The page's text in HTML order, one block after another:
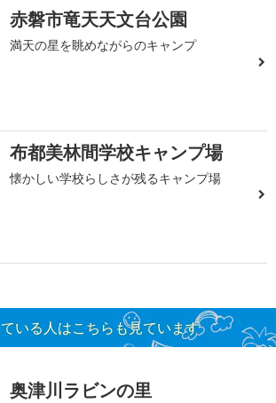
赤磐市竜天天文台公園
満天の星を眺めながらのキャンプ
布都美林間学校キャンプ場
懐かしい学校らしさが残るキャンプ場
いる人はこちらも見ています
奥津川ラビンの里